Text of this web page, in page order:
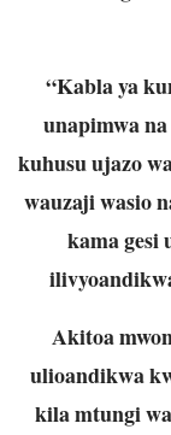
“Kabla ya
unapimwa
kuhusu ujazo
wauzaji wasio
kama gesi
Akitoa
ulioandikwa
kila mtungi